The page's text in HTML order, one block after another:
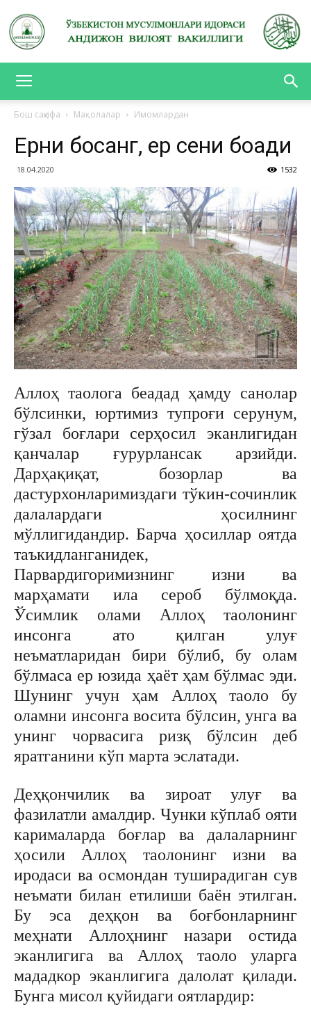
ВИЛОЯТ
ВАКИЛЛИГИ
Бош саҳифа Мақолалар Имомлардан
Ерни боқсанг, ер сени боқади
18.04.2020 1532
Аллоҳ таолога беадад ҳамду санолар
бўлсинки, юртимиз тупроғи серунум,
гўзал боғлари серҳосил эканлигидан
қанчалар ғурурлансак арзийди.
Дарҳақиқат, бозорлар ва
дастурхонларимиздаги тўкин-сочинлик
далалардаги ҳосилнинг
мўллигидандир. Барча ҳосиллар оятда
таъкидланганидек,
Парвардигоримизнинг изни ва
марҳамати ила сероб бўлмоқда.
Ўсимлик олами Аллоҳ таолонинг
инсонга ато қилган улуғ
неъматларидан бири бўлиб, бу олам
бўлмаса ер юзида ҳаёт ҳам бўлмас эди.
Шунинг учун ҳам Аллоҳ таоло бу
оламни инсонга восита бўлсин, унга ва
унинг чорвасига ризқ бўлсин деб
яратганини кўп марта эслатади.
Деҳқончилик ва зироат улуғ ва
фазилатли амалдир. Чунки кўплаб ояти
карималарда боғлар ва далаларнинг
ҳосили Аллоҳ таолонинг изни ва
иродаси ва осмондан туширадиган сув
неъмати билан етилиши баён этилган.
Бу эса деҳқон ва боғбонларнинг
меҳнати Аллоҳнинг назари остида
эканлигига ва Аллоҳ таоло уларга
мададкор эканлигига далолат қилади.
Бунга мисол қуйидаги оятлардир: